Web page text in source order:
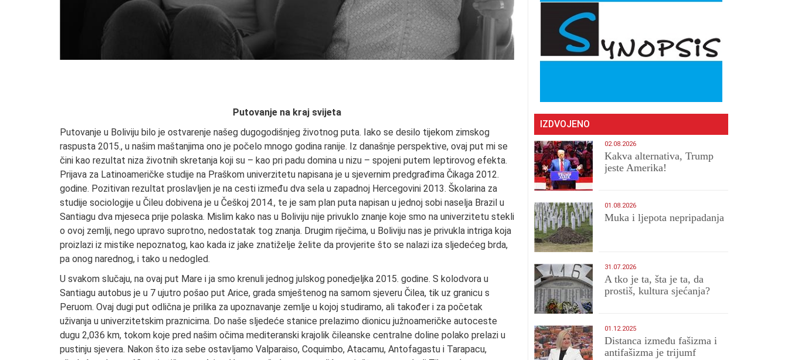
Putovanje na kraj svijeta
Putovanje u Boliviju bilo je ostvarenje našeg dugogodišnjeg životnog puta. Iako se desilo tijekom zimskog
raspusta 2015., u našim maštanjima ono je počelo mnogo godina ranije. Iz današnje perspektive, ovaj put mi se
čini kao rezultat niza životnih skretanja koji su – kao pri padu domina u nizu – spojeni putem leptirovog efekta.
Prijava za Latinoameričke studije na Praškom univerzitetu napisana je u sjevernim predgrađima Čikaga 2012.
godine. Pozitivan rezultat proslavljen je na cesti između dva sela u zapadnoj Hercegovini 2013. Školarina za
studije sociologije u Čileu dobivena je u Češkoj 2014., te je sam plan puta napisan u jednoj sobi naselja Brazil u
Santiagu dva mjeseca prije polaska. Mislim kako nas u Boliviju nije privuklo znanje koje smo na univerzitetu stekli
o ovoj zemlji, nego upravo suprotno, nedostatak tog znanja. Drugim riječima, u Boliviju nas je privukla intriga koja
proizlazi iz mistike nepoznatog, kao kada iz jake znatiželje želite da provjerite što se nalazi iza sljedećeg brda,
pa onog narednog, i tako u nedogled.
U svakom slučaju, na ovaj put Mare i ja smo krenuli jednog julskog ponedjeljka 2015. godine. S kolodvora u
Santiagu autobus je u 7 ujutro pošao put Arice, grada smještenog na samom sjeveru Čilea, tik uz granicu s
Peruom. Ovaj dugi put odlična je prilika za upoznavanje zemlje u kojoj studiramo, ali također i za početak
uživanja u univerzitetskim praznicima. Do naše sljedeće stanice prelazimo dionicu južnoameričke autoceste
dugu 2,036 km, tokom koje pred našim očima mediteranski krajolik čileanske centralne doline polako prelazi u
pustinju sjevera. Nakon što iza sebe ostavljamo Valparaiso, Coquimbo, Atacamu, Antofagastu i Tarapacu,
IZDVOJENO
02.08.2026
Kakva alternativa, Trump
jeste Amerika!
01.08.2026
Muka i ljepota nepripadanja
31.07.2026
A tko je ta, šta je ta, da
prostiš, kultura sjećanja?
01.12.2025
Distanca između fašizma i
antifašizma je trijumf